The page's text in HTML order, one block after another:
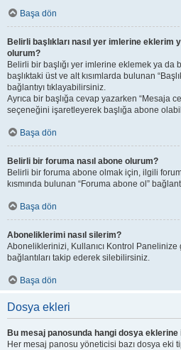
Başa dön
Belirli başlıkları nasıl yer imlerine eklerim
olurum?
Belirli bir başlığı yer imlerine eklemek ya da
başlıktaki üst ve alt kısımlarda bulunan
bağlantıyı tıklayabilirsiniz.
Ayrıca bir başlığa cevap yazarken “Mesaja
seçeneğini işaretleyerek başlığa abone
Başa dön
Belirli bir foruma nasıl abone olurum?
Belirli bir foruma abone olmak için, ilgili
kısmında bulunan “Foruma abone ol”
Başa dön
Aboneliklerimi nasıl silerim?
Aboneliklerinizi, Kullanıcı Kontrol
bağlantıları takip ederek silebilirsiniz.
Başa dön
Dosya ekleri
Bu mesaj panosunda hangi dosya
Her mesaj panosu yöneticisi bazı dosya eki